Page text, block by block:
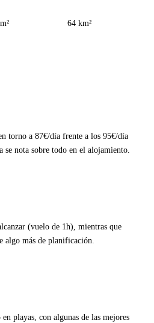
64 km²
torno a 87€/día frente a los 95€/día
se nota sobre todo en el alojamiento.
(vuelo de 1h), mientras que
algo más de planificación.
playas, con algunas de las mejores